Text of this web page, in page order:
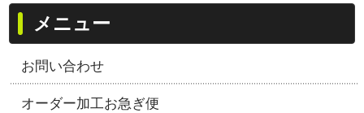
メニュー
お問い合わせ
オーダー加工お急ぎ便